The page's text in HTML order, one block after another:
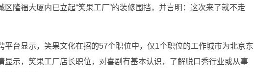
区隆福大厦内已立起“笑果工厂”的装修围挡，并言明：这次来了就不走
平台显示，笑果文化在招的57个职位中，仅1个职位的工作城市为北京东
显示，笑果工厂店长职位，对喜剧有基本认识，了解脱口秀行业或从事